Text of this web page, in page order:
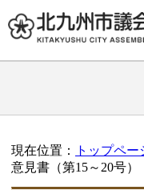
現在位置： トップペー
意見書（第15～20号）